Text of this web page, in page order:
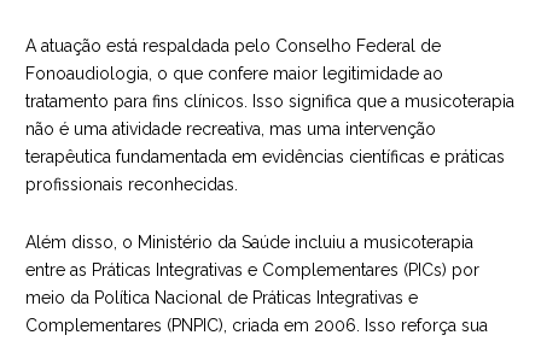
A atuação está respaldada pelo Conselho Federal de
Fonoaudiologia, o que confere maior legitimidade ao
tratamento para fins clínicos. Isso significa que a musicoterapia
não é uma atividade recreativa, mas uma intervenção
terapêutica fundamentada em evidências científicas e práticas
profissionais reconhecidas.
Além disso, o Ministério da Saúde incluiu a musicoterapia
entre as Práticas Integrativas e Complementares (PICs) por
meio da Política Nacional de Práticas Integrativas e
Complementares (PNPIC), criada em 2006. Isso reforça sua